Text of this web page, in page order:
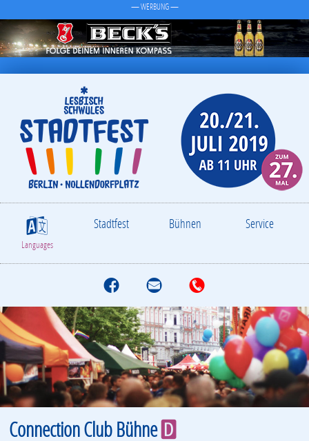
— WERBUNG —
S
Languages
Stadtfest Bühnen Service
f M T
Connection Club BühneD